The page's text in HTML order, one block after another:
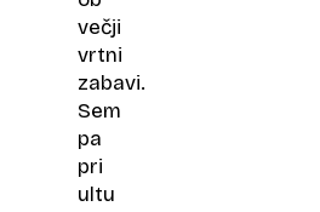
večji
vrtni
zabavi.
Sem
pa
pri
ultu